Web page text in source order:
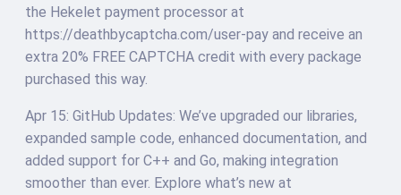
the Hekelet payment processor at
https://deathbycaptcha.com/user-pay and receive an
extra 20% FREE CAPTCHA credit with every package
purchased this way.
Apr 15: GitHub Updates: We’ve upgraded our libraries,
expanded sample code, enhanced documentation, and
added support for C++ and Go, making integration
smoother than ever. Explore what’s new at